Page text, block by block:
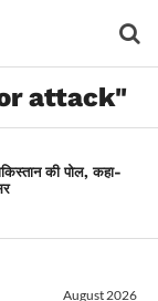
attack"
की पोल, कहा-
August 2026